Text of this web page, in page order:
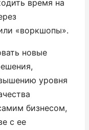
время на
«воркшопы».
новые
уровня
бизнесом,
с ее